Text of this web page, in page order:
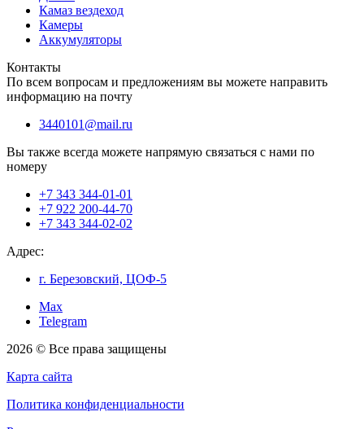
Камаз вездеход
Камеры
Аккумуляторы
Контакты
По всем вопросам и предложениям вы можете направить
информацию на почту
3440101@mail.ru
Вы также всегда можете напрямую связаться с нами по
номеру
+7 343 344-01-01
+7 922 200-44-70
+7 343 344-02-02
Адрес:
г. Березовский, ЦОФ-5
Max
Telegram
2026 © Все права защищены
Карта сайта
Политика конфиденциальности